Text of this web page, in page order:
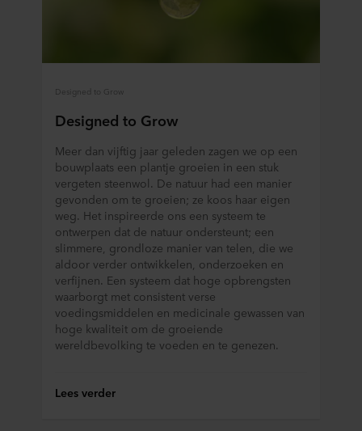
Designed to Grow
Designed to Grow
Meer dan vijftig jaar geleden zagen we op een
bouwplaats een plantje groeien in een stuk
vergeten steenwol. De natuur had een manier
gevonden om te groeien; ze koos haar eigen
weg. Het inspireerde ons een systeem te
ontwerpen dat de natuur ondersteunt; een
slimmere, grondloze manier van telen, die we
aldoor verder ontwikkelen, onderzoeken en
verfijnen. Een systeem dat hoge opbrengsten
waarborgt met consistent verse
voedingsmiddelen en medicinale gewassen van
hoge kwaliteit om de groeiende
wereldbevolking te voeden en te genezen.
Lees verder